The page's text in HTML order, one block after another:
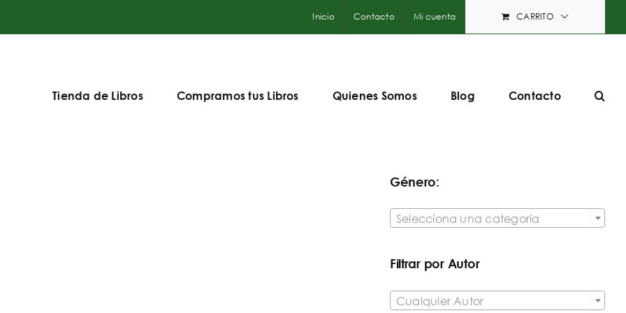
Inicio Contacto Mi cuenta CARRITO
Tienda de Libros Compramos tus Libros Quienes Somos Blog Contacto
Género:
Selecciona una categoría
Filtrar por Autor
Cualquier Autor